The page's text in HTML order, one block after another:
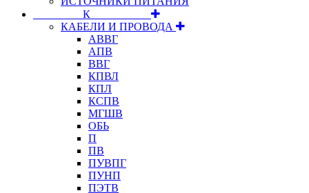
⠀⠀⠀⠀⠀⠀К⠀⠀⠀⠀⠀⠀⠀
КАБЕЛИ И ПРОВОДА
АВВГ
АПВ
ВВГ
КПВЛ
КПЛ
КСПВ
МГШВ
ОБЬ
П
ПВ
ПУВПГ
ПУНП
ПЭТВ